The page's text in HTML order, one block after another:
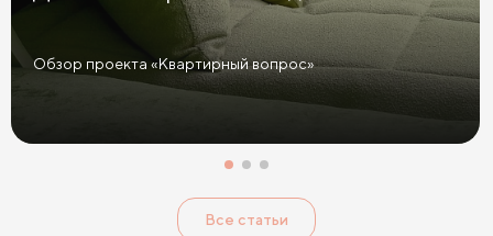
Прикроватные тумбы графит
Желтые прикроватные тумбы
Красные прикроватные тумбы
Тумбы Кашемир Тумбы Лофт
Обзор проекта «Квартирный вопрос»
Все статьи